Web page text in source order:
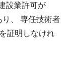
設業許可が
り、 専任技術者
証明しなけれ